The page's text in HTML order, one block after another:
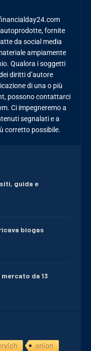
.onion
fornite
da social media
ampiamente
Qualora i soggetti
diritti d’autore
di una o più
possono contattarci
Ci impegneremo a
segnalati e a
corretto possibile.
guida e
biogas
da 13